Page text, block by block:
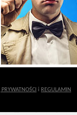
PRYWATNOŚCI i REGULAMIN